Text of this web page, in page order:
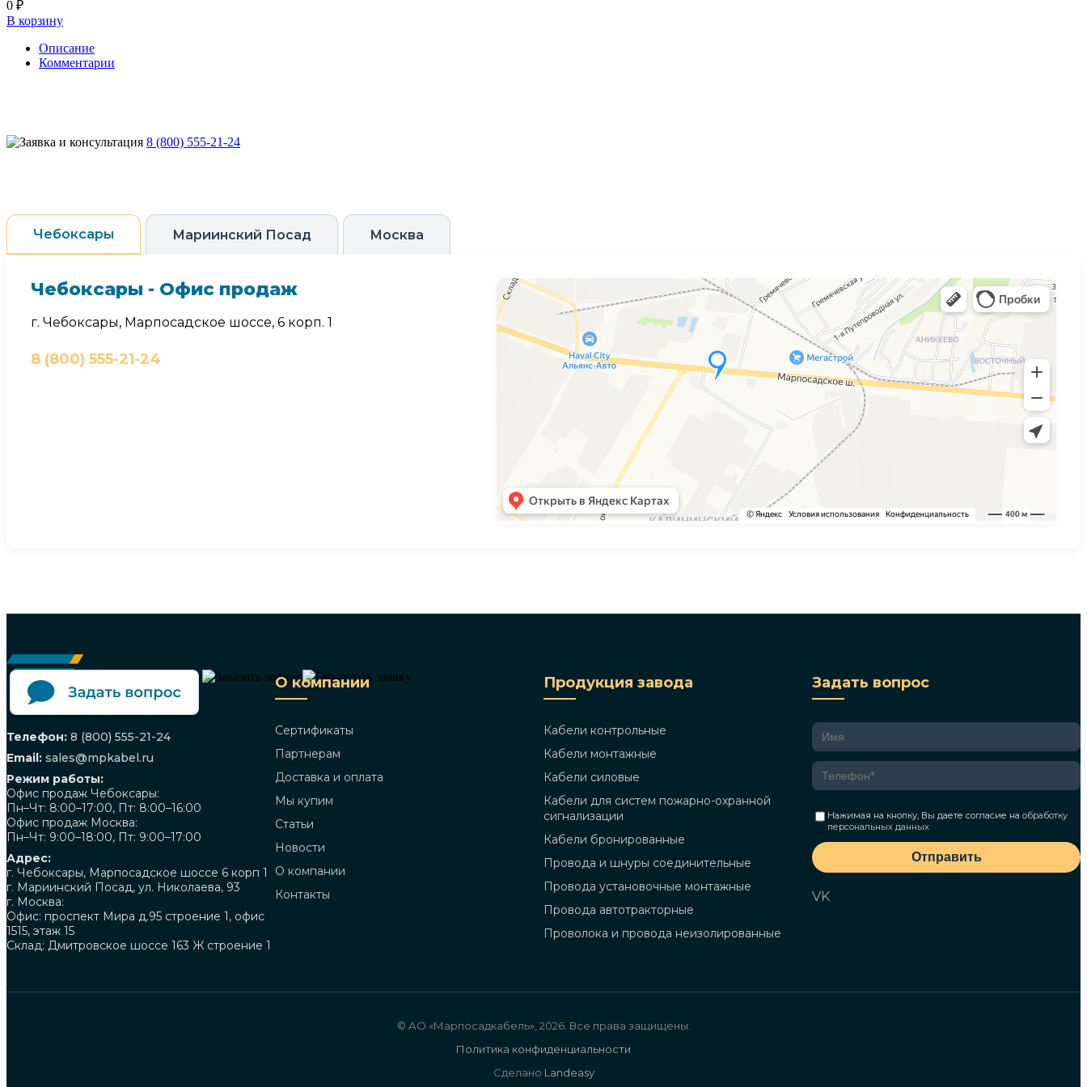
0 ₽
В корзину
Описание
Комментарии
8 (800) 555-21-24
Чебоксары Мариинский Посад Москва
Чебоксары - Офис продаж
г. Чебоксары, Марпосадское шоссе, 6 корп. 1
8 (800) 555-21-24
Телефон: 8 (800) 555-21-24
Email: sales@mpkabel.ru
Режим работы:
Офис продаж Чебоксары:
Пн–Чт: 8:00–17:00, Пт: 8:00–16:00
Офис продаж Москва:
Пн–Чт: 9:00–18:00, Пт: 9:00–17:00
Адрес:
г. Чебоксары, Марпосадское шоссе 6 корп 1
г. Мариинский Посад, ул. Николаева, 93
г. Москва:
Офис: проспект Мира д.95 строение 1, офис
1515, этаж 15
Склад: Дмитровское шоссе 163 Ж строение 1
О компании
Сертификаты
Партнерам
Доставка и оплата
Мы купим
Статьи
Новости
О компании
Контакты
Продукция завода
Кабели контрольные
Кабели монтажные
Кабели силовые
Кабели для систем пожарно-охранной
сигнализации
Кабели бронированные
Провода и шнуры соединительные
Провода установочные монтажные
Провода автотракторные
Проволока и провода неизолированные
Задать вопрос
Нажимая на кнопку, Вы даете согласие на обработку
персональных данных
Отправить
VK
© АО «Марпосадкабель», 2026. Все права защищены.
Политика конфиденциальности
Сделано Landeasy